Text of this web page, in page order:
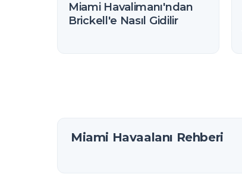
Miami Havalimanı'ndan
Brickell'e Nasıl Gidilir
Miami Havaalanı Rehberi